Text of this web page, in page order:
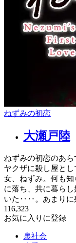
ねずみの初恋
大瀬戸陸
ねずみの初恋のあら
ヤクザに殺し屋と
女、ねずみ。何も
に落ち、共に暮ら
いた‥‥。あまりに
116,323
お気に入りに登録
裏社会